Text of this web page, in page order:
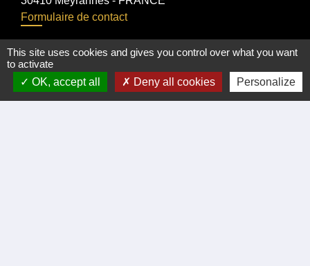
Formulaire de contact
tél. 04 66 24 05 02
Facebook
This site uses cookies and gives you control over what you want
to activate
OK, accept all
Deny all cookies Personalize